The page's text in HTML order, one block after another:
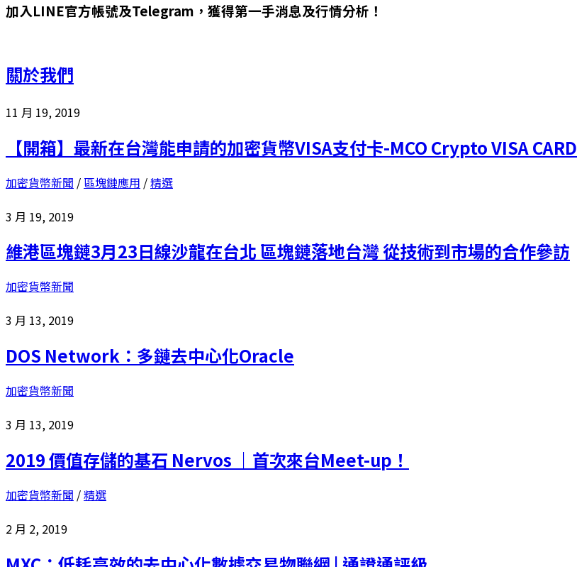
加入LINE官方帳號及Telegram，獲得第一手消息及行情分析！
關於我們
11 月 19, 2019
【開箱】最新在台灣能申請的加密貨幣VISA支付卡-MCO Crypto VISA CARD
加密貨幣新聞 / 區塊鏈應用 /精選
3 月 19, 2019
維港區塊鏈3月23日線沙龍在台北 區塊鏈落地台灣 從技術到市場的合作參訪
加密貨幣新聞
3 月 13, 2019
DOS Network：多鏈去中心化Oracle
加密貨幣新聞
3 月 13, 2019
2019 價值存儲的基石 Nervos ｜首次來台Meet-up！
加密貨幣新聞 /精選
2 月 2, 2019